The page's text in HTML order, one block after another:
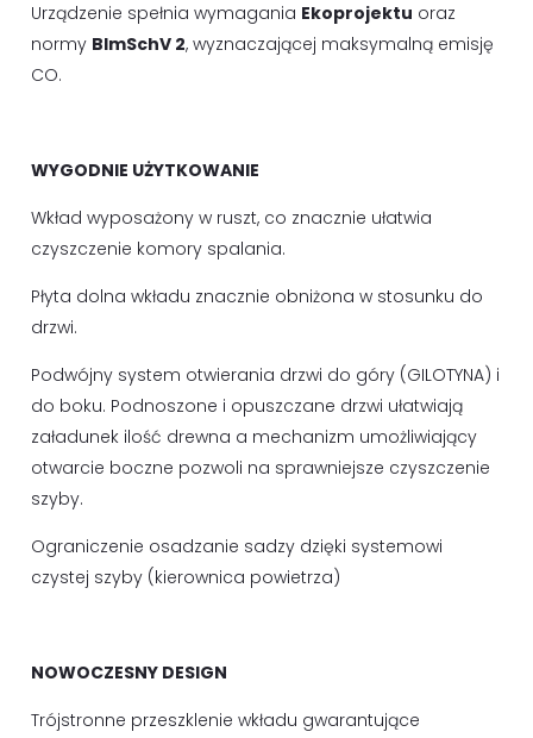
Urządzenie spełnia wymagania Ekoprojektu oraz
normy BImSchV 2, wyznaczającej maksymalną emisję
CO.
WYGODNIE UŻYTKOWANIE
Wkład wyposażony w ruszt, co znacznie ułatwia
czyszczenie komory spalania.
Płyta dolna wkładu znacznie obniżona w stosunku do
drzwi.
Podwójny system otwierania drzwi do góry (GILOTYNA) i
do boku. Podnoszone i opuszczane drzwi ułatwiają
załadunek ilość drewna a mechanizm umożliwiający
otwarcie boczne pozwoli na sprawniejsze czyszczenie
szyby.
Ograniczenie osadzanie sadzy dzięki systemowi
czystej szyby (kierownica powietrza)
NOWOCZESNY DESIGN
Trójstronne przeszklenie wkładu gwarantujące